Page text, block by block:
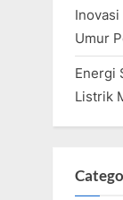
Umur
Energi
Listrik